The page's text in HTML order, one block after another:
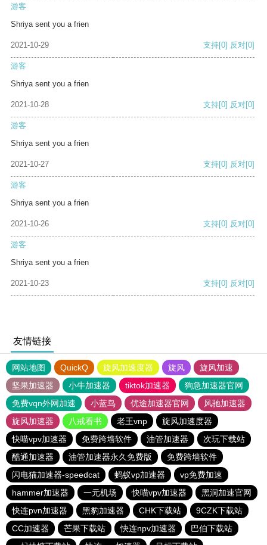
游客
Shriya sent you a frien
2021-10-29 支持[0] 反对[0]
游客
Shriya sent you a frien
2021-10-28 支持[0] 反对[0]
游客
Shriya sent you a frien
2021-10-27 支持[0] 反对[0]
游客
Shriya sent you a frien
2021-10-26 支持[0] 反对[0]
游客
Shriya sent you a frien
2021-10-23 支持[0] 反对[0]
友情链接
网站地图 QuickQ 旋风加速度器 旋风
旋风加速
坚果加速器
小牛加速器 tiktok加速器
狗急加速器官网
免费vqn外网加速
小蓝鸟 优途加速器官网
风驰加速器
旋风加速器
八戒看书 老王vnp
旋风加速度器
快喵vpv加速器
免费跨墙软件 油管加速器
次玩下载站
酷通加速器
油管加速器永久免费版
免费跨墙软件
闪电猫加速器-speedcat
蚂蚁vp加速器
vp免费加速
hammer加速器
一元机场 快喵vpv加速器
黑洞加速官网
快连pvn加速器
黑豹加速器 CHK下载站
9CZK下载站
CC加速器
芒果下载站 快连npv加速器
巴伯下载站